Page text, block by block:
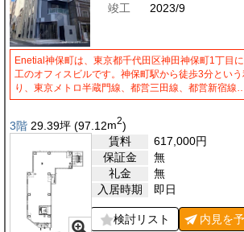
竣工
2023/9
Enetial神保町は、東京都千代田区神田神保町1丁目
工のオフィスビルです。神保町駅から徒歩3分とい
り、東京メトロ半蔵門線、都営三田線、都営新宿線…
3階 29.39坪 (97.12m2)
賃料
617,000円
保証金
無
礼金
無
入居時期
即日
検討リスト 内見を